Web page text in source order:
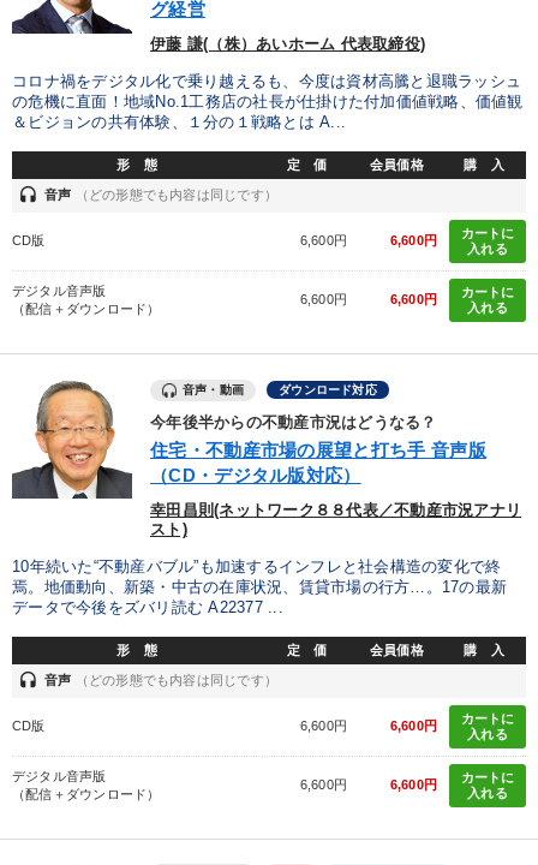
採用
※「更新」を押すと「タグ・キーワード」を更新いただけます。
グ経営
伊藤 謙(（株）あいホーム 代表取締役)
コロナ禍をデジタル化で乗り越えるも、今度は資材高騰と退職ラッシュ
の危機に直面！地域No.1工務店の社長が仕掛けた付加価値戦略、価値観
＆ビジョンの共有体験、１分の１戦略とは A...
形 態 定 価 会員価格 購 入
headset 音声 （どの形態でも内容は同じです）
CD版 6,600円 6,600円
カートに
入れる
デジタル音声版
（配信＋ダウンロード）
6,600円 6,600円
カートに
入れる
音声・動画 ダウンロード対応
今年後半からの不動産市況はどうなる？
住宅・不動産市場の展望と打ち手 音声版
（CD・デジタル版対応）
幸田昌則(ネットワーク８８代表／不動産市況アナリ
スト)
10年続いた“不動産バブル”も加速するインフレと社会構造の変化で終
焉。地価動向、新築・中古の在庫状況、賃貸市場の行方…。17の最新
データで今後をズバリ読む A22377 ...
形 態 定 価 会員価格 購 入
headset 音声 （どの形態でも内容は同じです）
CD版 6,600円 6,600円
カートに
入れる
デジタル音声版
（配信＋ダウンロード）
6,600円 6,600円
カートに
入れる